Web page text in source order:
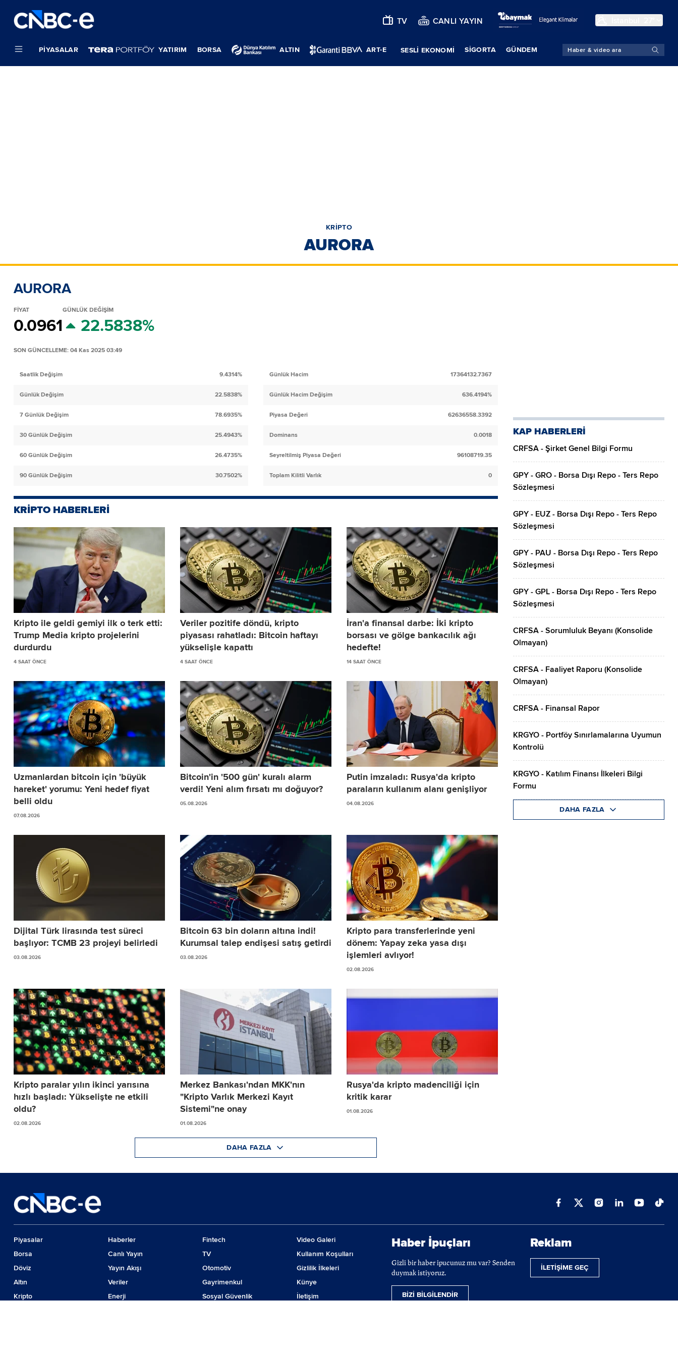
TV CANLI YAYIN
PIYASALAR YATIRIM BORSA ALTIN ART-E SESLİ EKONOMİ SIGORTA GÜNDEM
KRİPTO
AURORA
AURORA
FİYAT
0.0961
GÜNLÜK DEĞİŞİM
22.5838%
SON GÜNCELLEME: 04 Kas 2025 03:49
Saatlik Değişim 9.4314%
Günlük Değişim 22.5838%
7 Günlük Değişim 78.6935%
30 Günlük Değişim 25.4943%
60 Günlük Değişim 26.4735%
90 Günlük Değişim 30.7502%
Günlük Hacim 17364132.7367
Günlük Hacim Değişim 636.4194%
Piyasa Değeri 62636558.3392
Dominans 0.0018
Seyreltilmiş Piyasa Değeri 96108719.35
Toplam Kilitli Varlık 0
KRİPTO HABERLERİ
Kripto ile geldi gemiyi ilk o terk etti:
Trump Media kripto projelerini
durdurdu
4 SAAT ÖNCE
Veriler pozitife döndü, kripto
piyasası rahatladı: Bitcoin haftayı
yükselişle kapattı
4 SAAT ÖNCE
İran'a finansal darbe: İki kripto
borsası ve gölge bankacılık ağı
hedefte!
14 SAAT ÖNCE
Uzmanlardan bitcoin için 'büyük
hareket' yorumu: Yeni hedef fiyat
belli oldu
07.08.2026
Bitcoin'in '500 gün' kuralı alarm
verdi! Yeni alım fırsatı mı doğuyor?
05.08.2026
Putin imzaladı: Rusya'da kripto
paraların kullanım alanı genişliyor
04.08.2026
Dijital Türk lirasında test süreci
başlıyor: TCMB 23 projeyi belirledi
03.08.2026
Bitcoin 63 bin doların altına indi!
Kurumsal talep endişesi satış getirdi
03.08.2026
Kripto para transferlerinde yeni
dönem: Yapay zeka yasa dışı
işlemleri avlıyor!
02.08.2026
Kripto paralar yılın ikinci yarısına
hızlı başladı: Yükselişte ne etkili
oldu?
02.08.2026
Merkez Bankası'ndan MKK'nın
"Kripto Varlık Merkezi Kayıt
Sistemi"ne onay
01.08.2026
Rusya'da kripto madenciliği için
kritik karar
01.08.2026
DAHA FAZLA
KAP HABERLERİ
CRFSA - Şirket Genel Bilgi Formu
GPY - GRO - Borsa Dışı Repo - Ters Repo
Sözleşmesi
GPY - EUZ - Borsa Dışı Repo - Ters Repo
Sözleşmesi
GPY - PAU - Borsa Dışı Repo - Ters Repo
Sözleşmesi
GPY - GPL - Borsa Dışı Repo - Ters Repo
Sözleşmesi
CRFSA - Sorumluluk Beyanı (Konsolide
Olmayan)
CRFSA - Faaliyet Raporu (Konsolide
Olmayan)
CRFSA - Finansal Rapor
KRGYO - Portföy Sınırlamalarına Uyumun
Kontrolü
KRGYO - Katılım Finansı İlkeleri Bilgi
Formu
DAHA FAZLA
Piyasalar
Borsa
Döviz
Altın
Kripto
Haberler
Canlı Yayın
Yayın Akışı
Veriler
Enerji
Fintech
TV
Otomotiv
Gayrimenkul
Sosyal Güvenlik
Video Galeri
Kullanım Koşulları
Gizlilik İlkeleri
Künye
İletişim
Haber İpuçları
Gizli bir haber ipucunuz mu var? Senden
duymak istiyoruz.
BİZİ BİLGİLENDİR
Reklam
İLETİŞİME GEÇ